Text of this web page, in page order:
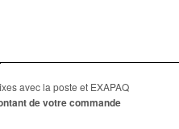
avec la poste et EXAPAQ
de votre commande